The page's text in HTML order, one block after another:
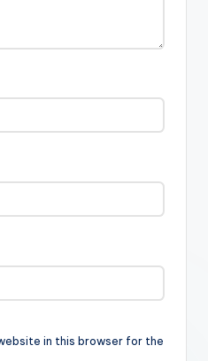
in this browser for the